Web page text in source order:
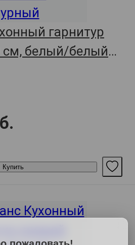
гарнитур
см, белый/белый
Купить